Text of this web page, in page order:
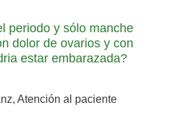
periodo y sólo manche
dolor de ovarios y con
estar embarazada?
Atención al paciente